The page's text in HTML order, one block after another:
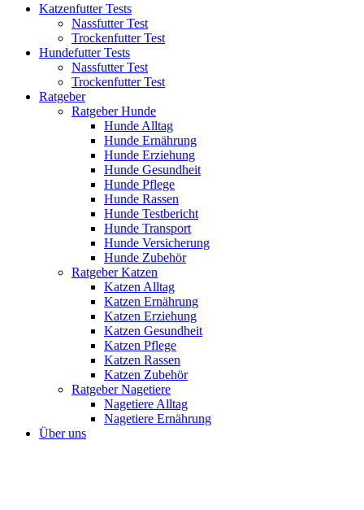
Katzenfutter Tests
Nassfutter Test
Trockenfutter Test
Hundefutter Tests
Nassfutter Test
Trockenfutter Test
Ratgeber
Ratgeber Hunde
Hunde Alltag
Hunde Ernährung
Hunde Erziehung
Hunde Gesundheit
Hunde Pflege
Hunde Rassen
Hunde Testbericht
Hunde Transport
Hunde Versicherung
Hunde Zubehör
Ratgeber Katzen
Katzen Alltag
Katzen Ernährung
Katzen Erziehung
Katzen Gesundheit
Katzen Pflege
Katzen Rassen
Katzen Zubehör
Ratgeber Nagetiere
Nagetiere Alltag
Nagetiere Ernährung
Über uns